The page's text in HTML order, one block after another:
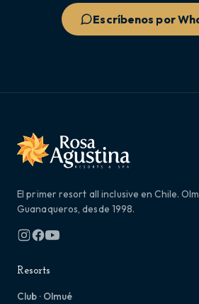
Escríbenos por
El primer resort all inclusive en Chile.
Guanaqueros, desde 1998.
Resorts
Club · Olmué